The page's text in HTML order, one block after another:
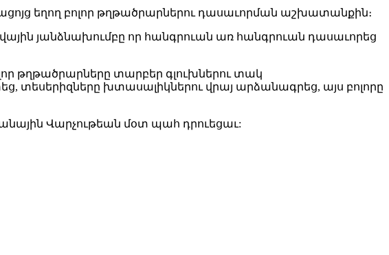
եղող բոլոր թղթածրարներու դասաւորման աշխատանքին։
յանձնախումբը որ հանգրուան առ հանգրուան դասաւորեց
թղթածրարները տարբեր գլուխներու տակ
տեսերիզները խտասալիկներու վրայ արձանագրեց, այս բոլորը
Վարչութեան մօտ պահ դրուեցաւ: